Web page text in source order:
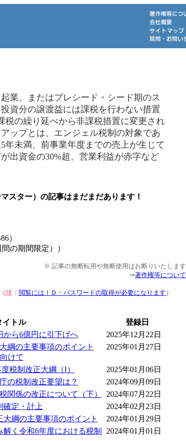
業、またはプレシード・シード期のス
資分の譲渡益には課税を行わない措置
税の繰り延べから非課税措置に変更され
ップとは、エンジェル税制の対象であ
年未満、前事業年度までの売上が生じて
出資金の30%超、営業利益が赤字など
スター）の記事はまだまだあります！
）
の期間限定））
※ 記事の無断転用や無断使用はお断りいたします
⇒著作権等について
（注： 閲覧にはＩＤ・パスワードの取得が必要になります ）
イトル
登録日
から6億円に引下げへ
2025年12月22日
綱の主要事項のポイント
けて
2025年01月27日
税制改正大綱（Ⅰ）
2025年01月06日
の税制改正要望は？
2024年09月09日
関係の改正について（下）
2024年07月22日
確定・計上
2024年02月23日
綱の主要事項のポイント
2024年01月29日
く令和6年度における税制
2024年01月01日